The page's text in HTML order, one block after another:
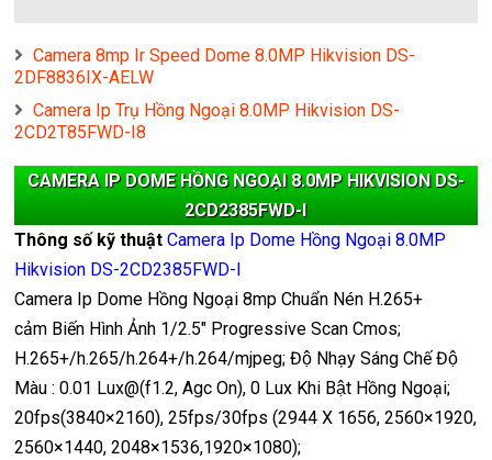
Camera 8mp Ir Speed Dome 8.0MP Hikvision DS-
2DF8836IX-AELW
Camera Ip Trụ Hồng Ngoại 8.0MP Hikvision DS-
2CD2T85FWD-I8
CAMERA IP DOME HỒNG NGOẠI 8.0MP HIKVISION DS-
2CD2385FWD-I
Thông số kỹ thuậtCamera Ip Dome Hồng Ngoại 8.0MP
Hikvision DS-2CD2385FWD-I
Camera Ip Dome Hồng Ngoại 8mp Chuẩn Nén H.265+
cảm Biến Hình Ảnh 1/2.5" Progressive Scan Cmos;
H.265+/h.265/h.264+/h.264/mjpeg; Độ Nhạy Sáng Chế Độ
Màu : 0.01 Lux@(f1.2, Agc On), 0 Lux Khi Bật Hồng Ngoại;
20fps(3840×2160), 25fps/30fps (2944 X 1656, 2560×1920,
2560×1440, 2048×1536,1920×1080);